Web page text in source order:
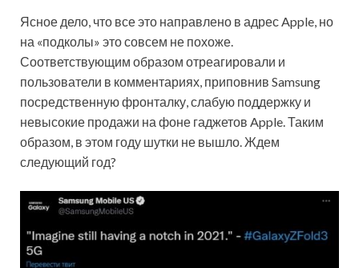
Ясное дело, что все это направлено в адрес Apple, но
на «подколы» это совсем не похоже.
Соответствующим образом отреагировали и
пользователи в комментариях, приповнив Samsung
посредственную фронталку, слабую поддержку и
невысокие продажи на фоне гаджетов Apple. Таким
образом, в этом году шутки не вышло. Ждем
следующий год?